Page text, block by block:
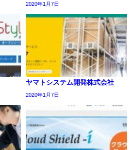
2020年1月7日
ヤマトシステム開発株式会社
2020年1月7日